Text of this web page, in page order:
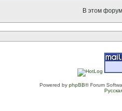
В этом
Powered by phpBB® Forum